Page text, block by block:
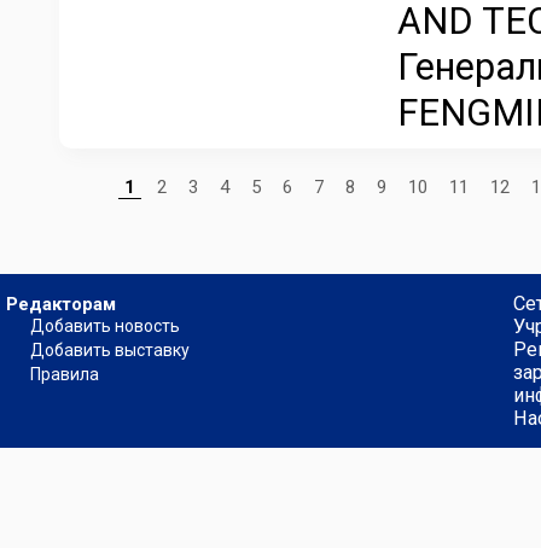
AND
1 2 3 4 5 6 7 8 9 10 11 12
Редакторам
Добавить новость
Добавить выставку
Правила